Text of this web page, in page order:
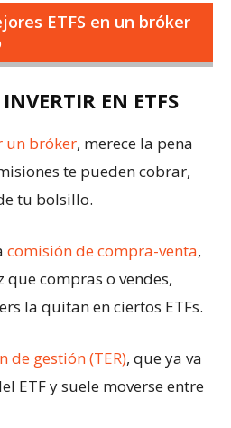
ETFS en un bróker
EN ETFS
un bróker, merece la pena
te pueden cobrar,
tu bolsillo.
comisión de compra-venta,
que compras o vendes,
la quitan en ciertos ETFs.
de gestión (TER), que ya va
ETF y suele moverse entre